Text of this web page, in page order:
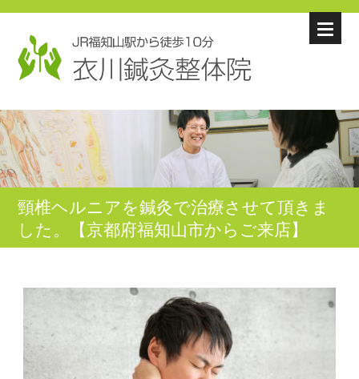
頸椎ヘルニアを鍼灸で治療させて頂きま
した。【京都府福知山市からご来店】